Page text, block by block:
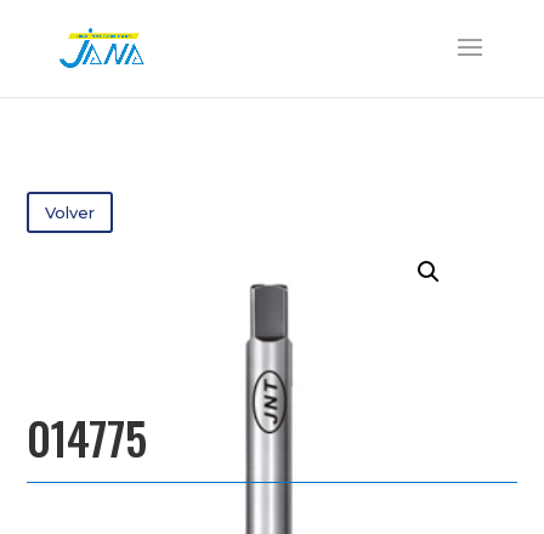
Volver
014775